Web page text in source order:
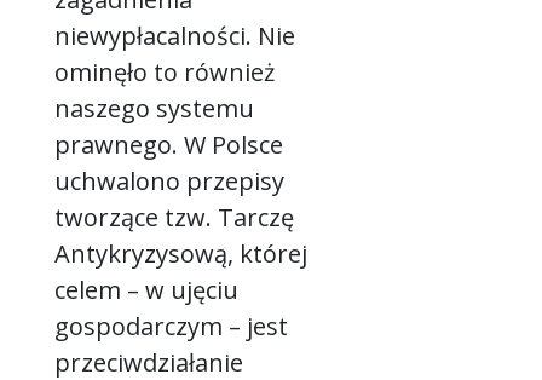
niewypłacalności. Nie
ominęło to również
naszego systemu
prawnego. W Polsce
uchwalono przepisy
tworzące tzw. Tarczę
Antykryzysową, której
celem – w ujęciu
gospodarczym – jest
przeciwdziałanie